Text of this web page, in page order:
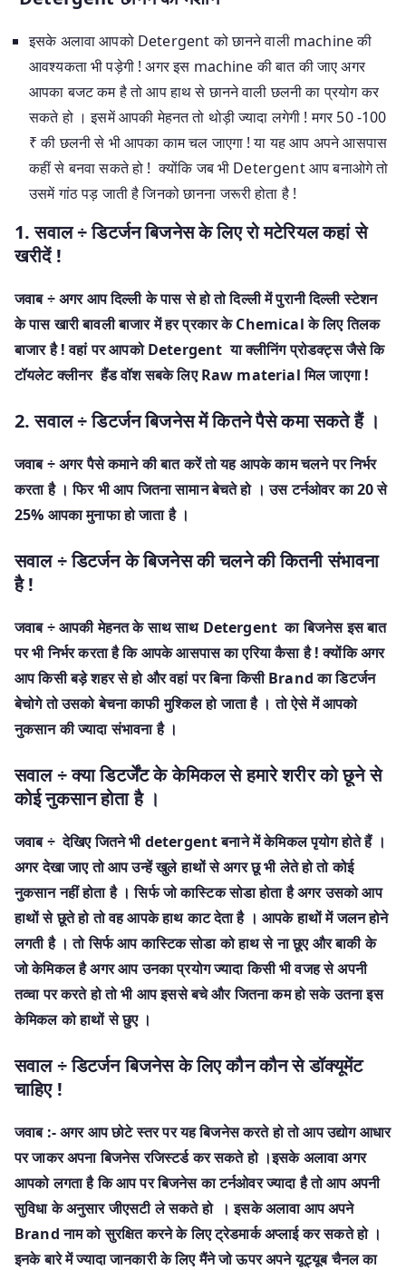
इसके अलावा आपको Detergent को छानने वाली machine की
आवश्यकता भी पड़ेगी ! अगर इस machine की बात की जाए अगर
आपका बजट कम है तो आप हाथ से छानने वाली छलनी का प्रयोग कर
सकते हो । इसमें आपकी मेहनत तो थोड़ी ज्यादा लगेगी ! मगर 50 -100
₹ की छलनी से भी आपका काम चल जाएगा ! या यह आप अपने आसपास
कहीं से बनवा सकते हो ! क्योंकि जब भी Detergent आप बनाओगे तो
उसमें गांठ पड़ जाती है जिनको छानना जरूरी होता है !
1. सवाल ÷ डिटर्जन बिजनेस के लिए रो मटेरियल कहां से
खरीदें !
जवाब ÷ अगर आप दिल्ली के पास से हो तो दिल्ली में पुरानी दिल्ली स्टेशन
के पास खारी बावली बाजार में हर प्रकार के Chemical के लिए तिलक
बाजार है ! वहां पर आपको Detergent या क्लीनिंग प्रोडक्ट्स जैसे कि
टॉयलेट क्लीनर हैंड वॉश सबके लिए Raw material मिल जाएगा !
2. सवाल ÷ डिटर्जन बिजनेस में कितने पैसे कमा सकते हैं ।
जवाब ÷ अगर पैसे कमाने की बात करें तो यह आपके काम चलने पर निर्भर
करता है । फिर भी आप जितना सामान बेचते हो । उस टर्नओवरका 20 से
25% आपका मुनाफा हो जाता है ।
सवाल ÷ डिटर्जन के बिजनेस की चलने की कितनी संभावना
है !
जवाब ÷ आपकी मेहनत के साथ साथ Detergent का बिजनेस इस बात
पर भी निर्भर करता है कि आपके आसपास का एरिया कैसा है ! क्योंकि अगर
आप किसी बड़े शहर से हो और वहां पर बिना किसी Brand का डिटर्जन
बेचोगे तो उसको बेचना काफी मुश्किल हो जाता है । तो ऐसे में आपको
नुकसान की ज्यादा संभावना है ।
सवाल ÷ क्या डिटर्जेंट के केमिकल से हमारे शरीर को छूने से
कोई नुकसान होता है ।
जवाब ÷ देखिए जितने भी detergent बनाने में केमिकल पृयोग होते हैं ।
अगर देखा जाए तो आप उन्हें खुले हाथों से अगर छू भी लेते हो तो कोई
नुकसान नहीं होता है । सिर्फ जो कास्टिक सोडा होता है अगर उसको आप
हाथों से छूते हो तो वह आपके हाथ काट देता है । आपके हाथों में जलन होने
लगती है । तो सिर्फ आप कास्टिक सोडा को हाथ से ना छूए और बाकी के
जो केमिकल है अगर आप उनका प्रयोग ज्यादा किसी भी वजह से अपनी
तव्चा पर करते हो तो भी आप इससे बचे और जितना कम हो सके उतना इस
केमिकल को हाथों से छुए ।
सवाल ÷ डिटर्जन बिजनेस के लिए कौन कौन से डॉक्यूमेंट
चाहिए !
जवाब :- अगर आप छोटे स्तर पर यह बिजनेस करते हो तो आप उद्योग आधार
पर जाकर अपना बिजनेस रजिस्टर्ड कर सकते हो ।इसके अलावा अगर
आपको लगता है कि आप पर बिजनेस का टर्नओवर ज्यादा है तो आप अपनी
सुविधा के अनुसार जीएसटी ले सकते हो । इसके अलावा आप अपने
Brand नाम को सुरक्षित करने के लिए ट्रेडमार्क अप्लाई कर सकते हो ।
इनके बारे में ज्यादा जानकारी के लिए मैंने जो ऊपर अपने यूट्यूब चैनल का